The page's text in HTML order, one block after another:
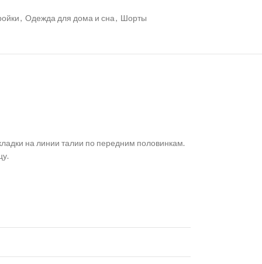
, Одежда для дома и сна, Шорты
на линии талии по передним половинкам.